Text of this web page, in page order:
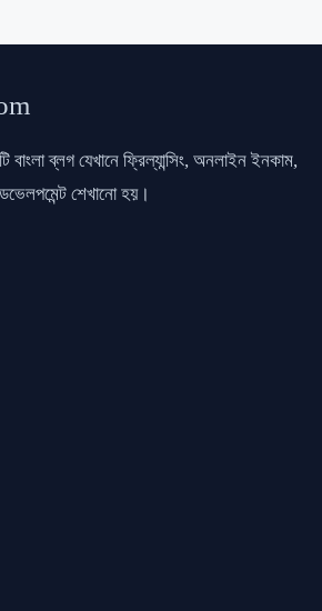
ব্লগ যেখানে ফ্রিল্যান্সিং, অনলাইন ইনকাম,
শেখানো হয়।